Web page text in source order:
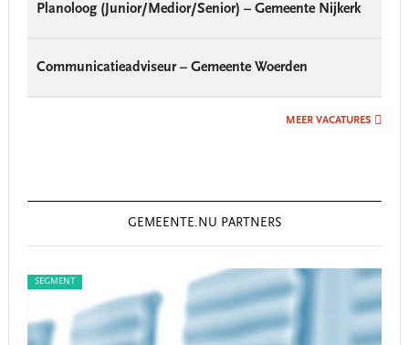
Planoloog (Junior/Medior/Senior) – Gemeente Nijkerk
Communicatieadviseur – Gemeente Woerden
MEER VACATURES
GEMEENTE.NU PARTNERS
SEGMENT